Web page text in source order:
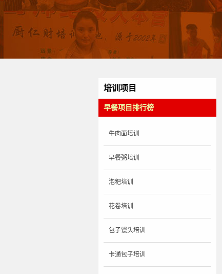
培训项目
早餐项目排行榜
牛肉面培训
早餐粥培训
泡粑培训
花卷培训
包子馒头培训
卡通包子培训